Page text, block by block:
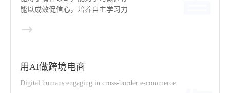
能以成效促信心，培养自主学习力
用AI做跨境电商
Digital humans engaging in cross-border e-commerce